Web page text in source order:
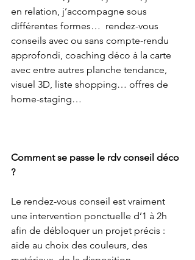
en relation, j’accompagne sous
différentes formes…  rendez-vous
conseils avec ou sans compte-rendu
approfondi, coaching déco à la carte
avec entre autres planche tendance,
visuel 3D, liste shopping… offres de
home-staging…
Comment se passe le rdv conseil déco
?
Le rendez-vous conseil est vraiment
une intervention ponctuelle d’1 à 2h
afin de débloquer un projet précis :
aide au choix des couleurs, des